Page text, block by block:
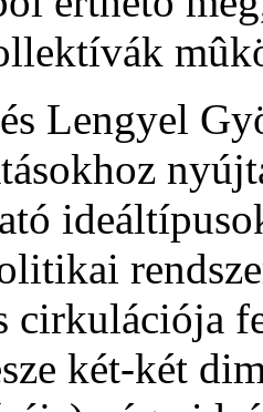
Lengyel
cirkulációja
két-két